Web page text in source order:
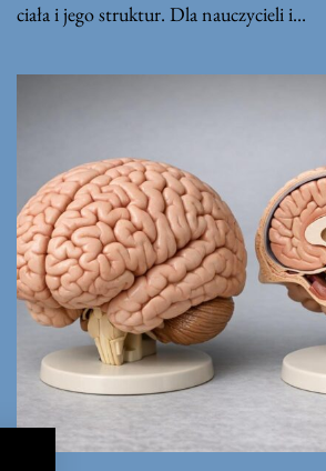
ciała i jego struktur. Dla nauczycieli i...